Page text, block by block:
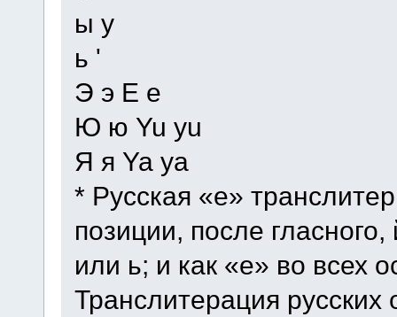
ы y
ь '
Э э E e
Ю ю Yu yu
Я я Ya ya
* Русская «е»
позиции, после гласного,
или ь; и как «е» во всех
Транслитерация русских